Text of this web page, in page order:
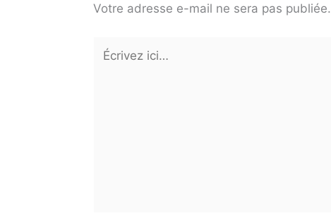
Votre adresse e-mail ne sera pas publiée.
Écrivez